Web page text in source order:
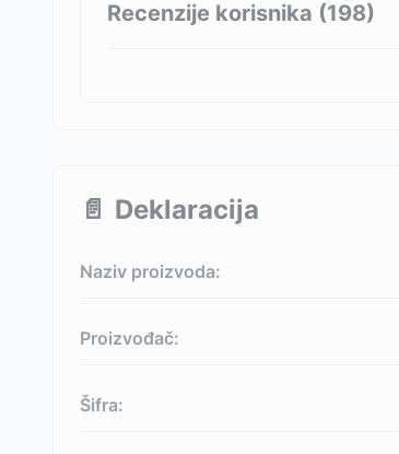
Recenzije korisnika (198)
📄 Deklaracija
Naziv proizvoda:
Proizvođač:
Šifra: